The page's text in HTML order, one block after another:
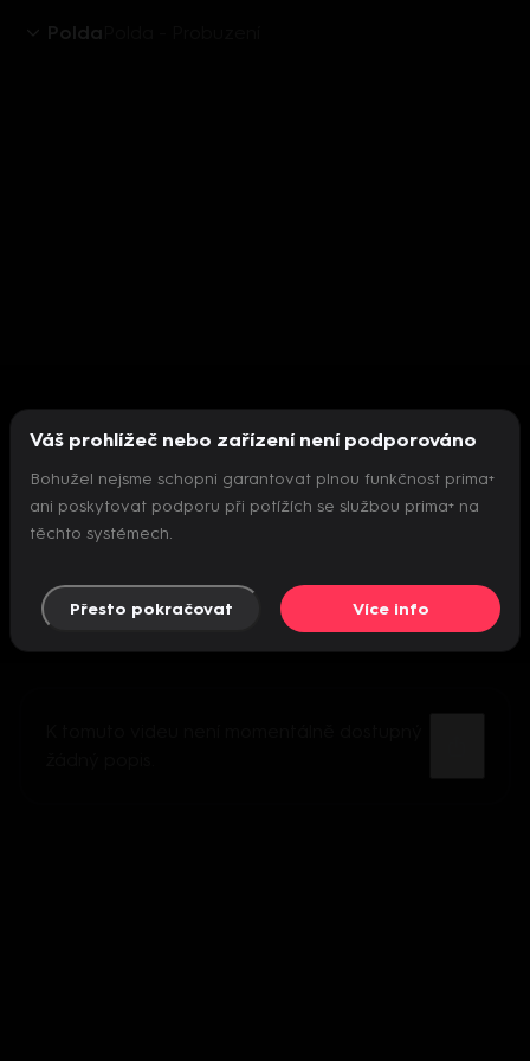
Polda
Nepodařilo se inicializovat přehrávač
Váš prohlížeč nebo zařízení není podporováno
Bohužel nejsme schopni garantovat plnou funkčnost prima+
ani poskytovat podporu při potížích se službou prima+ na
těchto systémech.
Přesto pokračovat Více info